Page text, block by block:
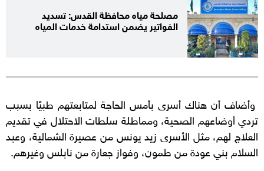
مصلحة مياه محافظة القدس: تسديد
الفواتير يضمن استدامة خدمات المياه
وأضاف أن هناك أسرى بأمس الحاجة لمتابعتهم طبيًا بسبب
تردي أوضاعهم الصحية، ومماطلة سلطات الاحتلال في تقديم
العلاج لهم، مثل الأسرى زيد يونس من عصيرة الشمالية، وعبد
السلام بني عودة من طمون، وفواز جعارة من نابلس وغيرهم.